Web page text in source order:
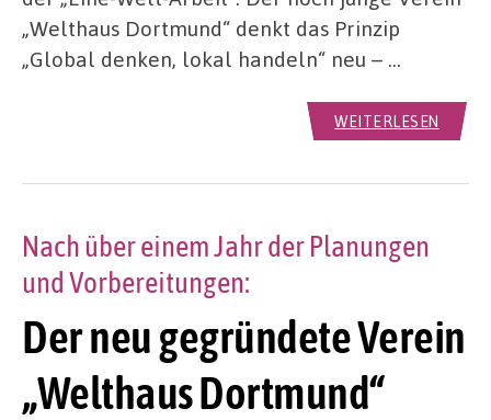
„Welthaus Dortmund“ denkt das Prinzip
„Global denken, lokal handeln“ neu – …
WEITERLESEN
Der neu gegründete Verein
„Welthaus Dortmund“
Nach über einem Jahr der Planungen
und Vorbereitungen: